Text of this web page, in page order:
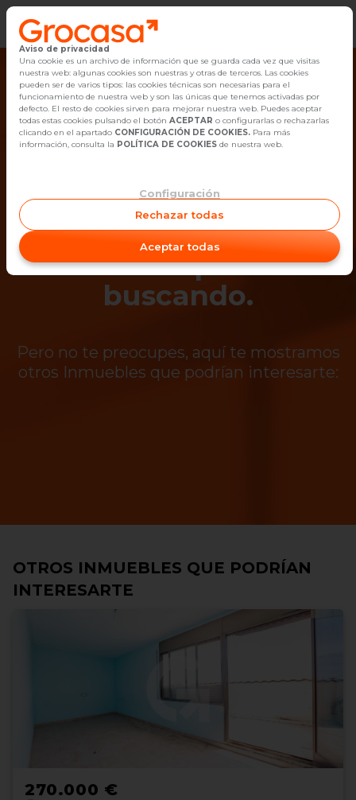
Vender
Buscar Inmuebles
Alquiler
Empleo
Oficinas
Contacto
¡Ups! Ya no está
disponible el
inmueble que estás
buscando.
Pero no te preocupes, aquí te mostramos
otros Inmuebles que podrían interesarte:
OTROS INMUEBLES QUE PODRÍAN
INTERESARTE
270.000 €
Aviso de privacidad
Una cookie es un archivo de información que se guarda cada vez que visitas
nuestra web: algunas cookies son nuestras y otras de terceros. Las cookies
pueden ser de varios tipos: las cookies técnicas son necesarias para el
funcionamiento de nuestra web y son las únicas que tenemos activadas por
defecto. El resto de cookies sirven para mejorar nuestra web. Puedes aceptar
todas estas cookies pulsando el botón ACEPTAR o configurarlas o rechazarlas
clicando en el apartado CONFIGURACIÓN DE COOKIES. Para más
información, consulta la POLÍTICA DE COOKIES de nuestra web.
Configuración
Rechazar todas
Aceptar todas